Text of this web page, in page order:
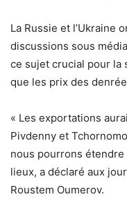
La Russie et l’Ukraine
discussions sous
ce sujet crucial pour la
que les prix des
« Les exportations
Pivdenny et
nous pourrons étendre
lieux, a déclaré aux
Roustem Oumerov.